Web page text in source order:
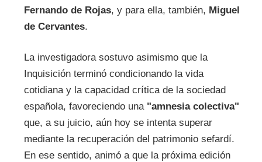
Fernando de Rojas, y para ella, también, Miguel
de Cervantes.
La investigadora sostuvo asimismo que la
Inquisición terminó condicionando la vida
cotidiana y la capacidad crítica de la sociedad
española, favoreciendo una "amnesia colectiva"
que, a su juicio, aún hoy se intenta superar
mediante la recuperación del patrimonio sefardí.
En ese sentido, animó a que la próxima edición